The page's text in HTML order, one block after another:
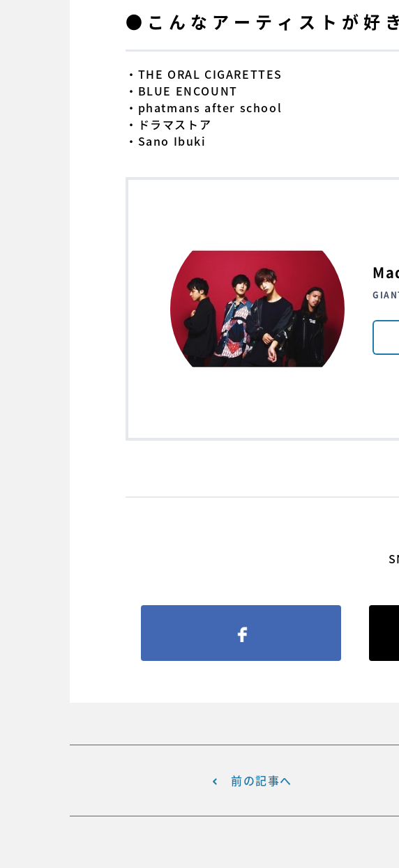
●こんなアーティストが好
・THE ORAL CIGARETTES
・BLUE ENCOUNT
・phatmans after school
・ドラマストア
・Sano Ibuki
前の記事へ